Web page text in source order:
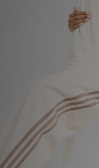
Suivre Ma Commande
Service client